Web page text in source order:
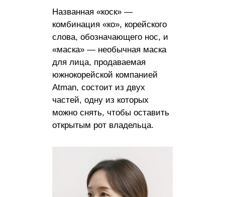
Названная «коск» —
комбинация «ко», корейского
слова, обозначающего нос, и
«маска» — необычная маска
для лица, продаваемая
южнокорейской компанией
Atman, состоит из двух
частей, одну из которых
можно снять, чтобы оставить
открытым рот владельца.